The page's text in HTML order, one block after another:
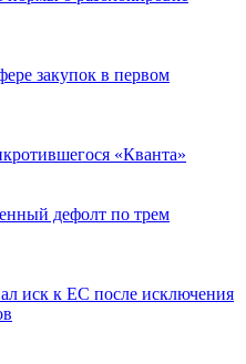
закупок в первом
«Кванта»
дефолт по трем
иск к ЕС после исключения